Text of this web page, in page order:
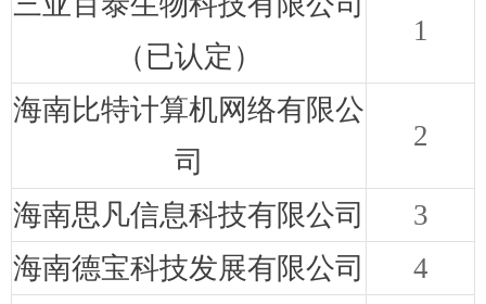
（已认定）
1
海南比特计算机网络有限公
司
2
海南思凡信息科技有限公司
3
海南德宝科技发展有限公司
4